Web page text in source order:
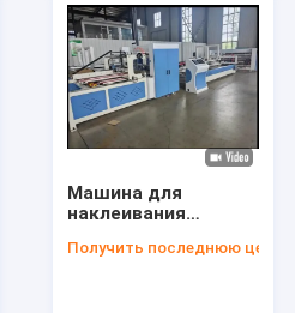
Машина для
наклеивания
клеем 220V/380V
Получить последнюю цену